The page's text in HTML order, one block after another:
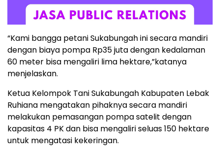
“Kami bangga petani Sukabungah ini secara mandiri
dengan biaya pompa Rp35 juta dengan kedalaman
60 meter bisa mengaliri lima hektare,”katanya
menjelaskan.
Ketua Kelompok Tani Sukabungah Kabupaten Lebak
Ruhiana mengatakan pihaknya secara mandiri
melakukan pemasangan pompa satelit dengan
kapasitas 4 PK dan bisa mengaliri seluas 150 hektare
untuk mengatasi kekeringan.